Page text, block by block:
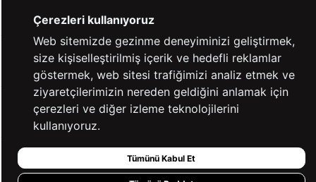
YARDIM
BİZE ULAŞIN
HIZLI ERİŞİM
Çerezleri kullanıyoruz
Web sitemizde gezinme deneyiminizi geliştirmek,
size kişiselleştirilmiş içerik ve hedefli reklamlar
göstermek, web sitesi trafiğimizi analiz etmek ve
ziyaretçilerimizin nereden geldiğini anlamak için
çerezleri ve diğer izleme teknolojilerini
kullanıyoruz.
Tümünü Kabul Et